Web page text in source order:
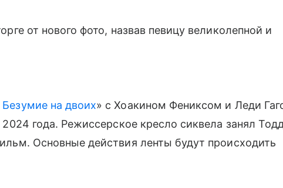
от нового фото, назвав певицу великолепной и
на двоих» с Хоакином Фениксом и Леди
года. Режиссерское кресло сиквела занял
Основные действия ленты будут происходить